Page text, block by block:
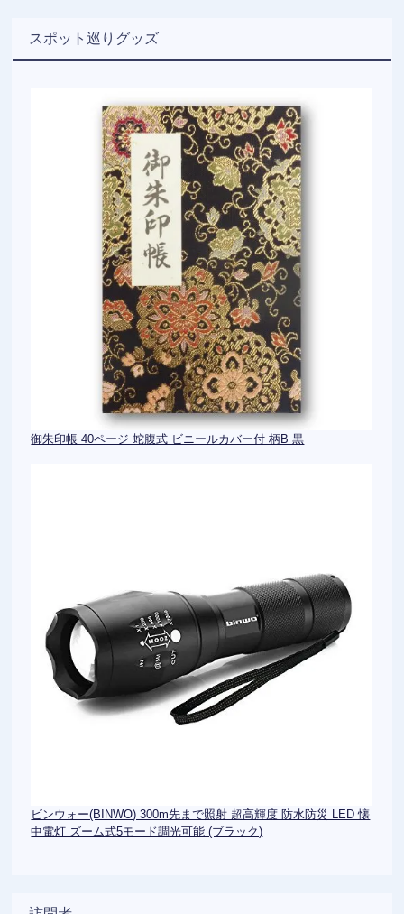
スポット巡りグッズ
御朱印帳 40ページ 蛇腹式 ビニールカバー付 柄B 黒
ビンウォー(BINWO) 300m先まで照射 超高輝度 防水防災 LED 懐
中電灯 ズーム式5モード調光可能 (ブラック)